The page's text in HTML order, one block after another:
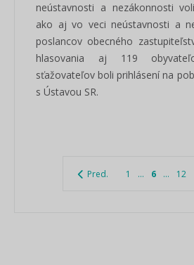
neústavnosti a nezákonnosti
ako aj vo veci neústavnosti a
poslancov obecného
hlasovania aj 119
sťažovateľov boli prihlásení na
s Ústavou SR.
Pred. 1 ... 6 ... 12